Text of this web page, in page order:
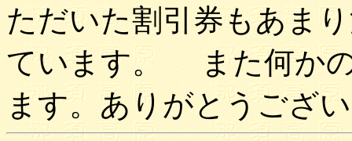
ただいた割引券もあま
ています。 また何か
ます。ありがとうござ